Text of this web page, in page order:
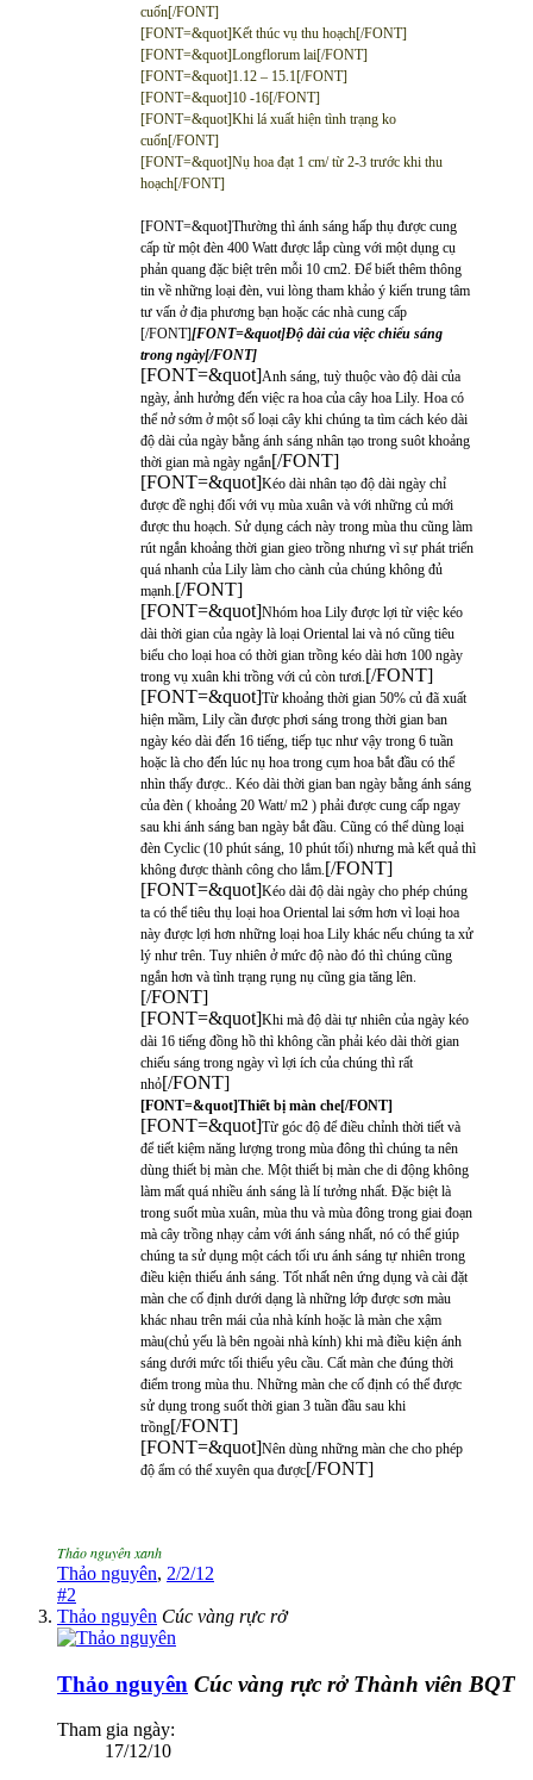
cuốn[/FONT]
[FONT=&quot]Kết thúc vụ thu hoạch[/FONT]
[FONT=&quot]Longflorum lai[/FONT]
[FONT=&quot]1.12 – 15.1[/FONT]
[FONT=&quot]10 -16[/FONT]
[FONT=&quot]Khi lá xuất hiện tình trạng ko
cuốn[/FONT]
[FONT=&quot]Nụ hoa đạt 1 cm/ từ 2-3 trước khi thu
hoạch[/FONT]
[FONT=&quot]Thường thì ánh sáng hấp thụ được cung
cấp từ một đèn 400 Watt được lắp cùng với một dụng cụ
phản quang đặc biệt trên mỗi 10 cm2. Để biết thêm thông
tin về những loại đèn, vui lòng tham khảo ý kiến trung tâm
tư vấn ở địa phương bạn hoặc các nhà cung cấp
[/FONT][FONT=&quot]Độ dài của việc chiếu sáng
trong ngày[/FONT]
[FONT=&quot]Anh sáng, tuỳ thuộc vào độ dài của
ngày, ảnh hưởng đến việc ra hoa của cây hoa Lily. Hoa có
thể nở sớm ở một số loại cây khi chúng ta tìm cách kéo dài
độ dài của ngày bằng ánh sáng nhân tạo trong suôt khoảng
thời gian mà ngày ngắn[/FONT]
[FONT=&quot]Kéo dài nhân tạo độ dài ngày chỉ
được đề nghị đối với vụ mùa xuân và với những củ mới
được thu hoạch. Sử dụng cách này trong mùa thu cũng làm
rút ngắn khoảng thời gian gieo trồng nhưng vì sự phát triển
quá nhanh của Lily làm cho cành của chúng không đủ
mạnh.[/FONT]
[FONT=&quot]Nhóm hoa Lily được lợi từ việc kéo
dài thời gian của ngày là loại Oriental lai và nó cũng tiêu
biểu cho loại hoa có thời gian trồng kéo dài hơn 100 ngày
trong vụ xuân khi trồng với củ còn tươi.[/FONT]
[FONT=&quot]Từ khoảng thời gian 50% củ đã xuất
hiện mầm, Lily cần được phơi sáng trong thời gian ban
ngày kéo dài đến 16 tiếng, tiếp tục như vậy trong 6 tuần
hoặc là cho đến lúc nụ hoa trong cụm hoa bắt đầu có thể
nhìn thấy được.. Kéo dài thời gian ban ngày bằng ánh sáng
của đèn ( khoảng 20 Watt/ m2 ) phải được cung cấp ngay
sau khi ánh sáng ban ngày bắt đầu. Cũng có thể dùng loại
đèn Cyclic (10 phút sáng, 10 phút tối) nhưng mà kết quả thì
không được thành công cho lắm.[/FONT]
[FONT=&quot]Kéo dài độ dài ngày cho phép chúng
ta có thể tiêu thụ loại hoa Oriental lai sớm hơn vì loại hoa
này được lợi hơn những loại hoa Lily khác nếu chúng ta xử
lý như trên. Tuy nhiên ở mức độ nào đó thì chúng cũng
ngắn hơn và tình trạng rụng nụ cũng gia tăng lên.
[/FONT]
[FONT=&quot]Khi mà độ dài tự nhiên của ngày kéo
dài 16 tiếng đồng hồ thì không cần phải kéo dài thời gian
chiếu sáng trong ngày vì lợi ích của chúng thì rất
nhỏ[/FONT]
[FONT=&quot]Thiết bị màn che[/FONT]
[FONT=&quot]Từ góc độ để điều chỉnh thời tiết và
để tiết kiệm năng lượng trong mùa đông thì chúng ta nên
dùng thiết bị màn che. Một thiết bị màn che di động không
làm mất quá nhiều ánh sáng là lí tưởng nhất. Đặc biệt là
trong suốt mùa xuân, mùa thu và mùa đông trong giai đoạn
mà cây trồng nhạy cảm với ánh sáng nhất, nó có thể giúp
chúng ta sử dụng một cách tối ưu ánh sáng tự nhiên trong
điều kiện thiếu ánh sáng. Tốt nhất nên ứng dụng và cài đặt
màn che cố định dưới dạng là những lớp được sơn màu
khác nhau trên mái của nhà kính hoặc là màn che xậm
màu(chủ yếu là bên ngoài nhà kính) khi mà điều kiện ánh
sáng dưới mức tối thiểu yêu cầu. Cất màn che đúng thời
điểm trong mùa thu. Những màn che cố định có thể được
sử dụng trong suốt thời gian 3 tuần đầu sau khi
trồng[/FONT]
[FONT=&quot]Nên dùng những màn che cho phép
độ ẩm có thể xuyên qua được[/FONT]
Thảo nguyên xanh
Thảo nguyên, 2/2/12
#2
Thảo nguyên Cúc vàng rực rở
Thảo nguyên Cúc vàng rực rở Thành viên BQT
Tham gia ngày:
17/12/10